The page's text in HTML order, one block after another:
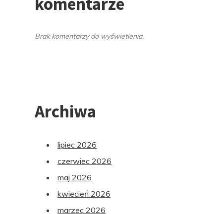
Brak komentarzy do wyświetlenia.
Archiwa
lipiec 2026
czerwiec 2026
maj 2026
kwiecień 2026
marzec 2026